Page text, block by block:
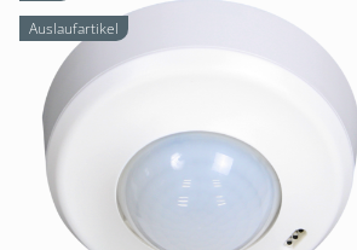
Auslaufartikel